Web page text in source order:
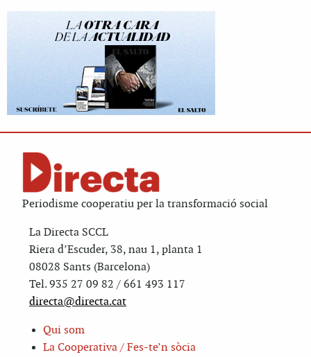
Periodisme cooperatiu per la transformació social
La Directa SCCL
Riera d’Escuder, 38, nau 1, planta 1
08028 Sants (Barcelona)
Tel. 935 27 09 82 / 661 493 117
directa@directa.cat
Qui som
La Cooperativa / Fes-te’n sòcia